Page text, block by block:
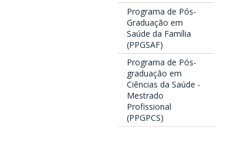
Programa de Pós-
Graduação em
Saúde da Família
(PPGSAF)
Programa de Pós-
graduação em
Ciências da Saúde -
Mestrado
Profissional
(PPGPCS)